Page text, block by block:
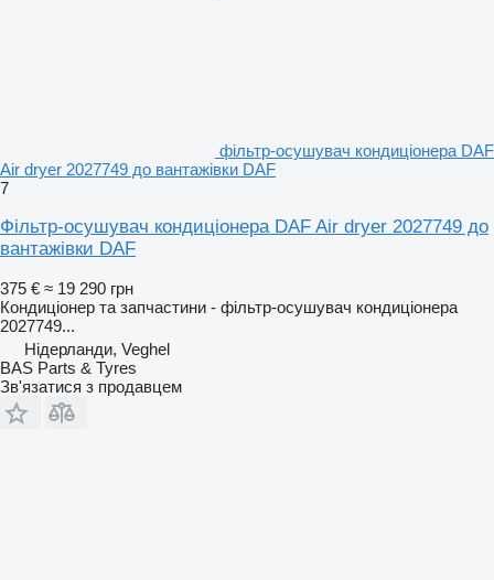
фільтр-осушувач кондиціонера DAF
Air dryer 2027749 до вантажівки DAF
7
Фільтр-осушувач кондиціонера DAF Air dryer 2027749 до
вантажівки DAF
375 € ≈ 19 290 грн
Кондиціонер та запчастини - фільтр-осушувач кондиціонера
2027749...
Нідерланди, Veghel
BAS Parts & Tyres
Зв'язатися з продавцем